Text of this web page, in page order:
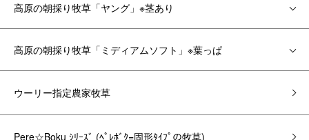
高原の朝採り牧草「ヤング」※茎あり
高原の朝採り牧草「ミディアムソフト」※葉っぱ
ウーリー指定農家牧草
Pere☆Boku ｼﾘｰｽﾞ (ﾍﾟﾚﾎﾞｸ=固形ﾀｲﾌﾟの牧草)